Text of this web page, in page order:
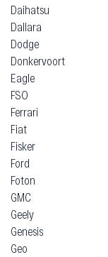
Daihatsu
Dallara
Dodge
Donkervoort
Eagle
FSO
Ferrari
Fiat
Fisker
Ford
Foton
GMC
Geely
Genesis
Geo